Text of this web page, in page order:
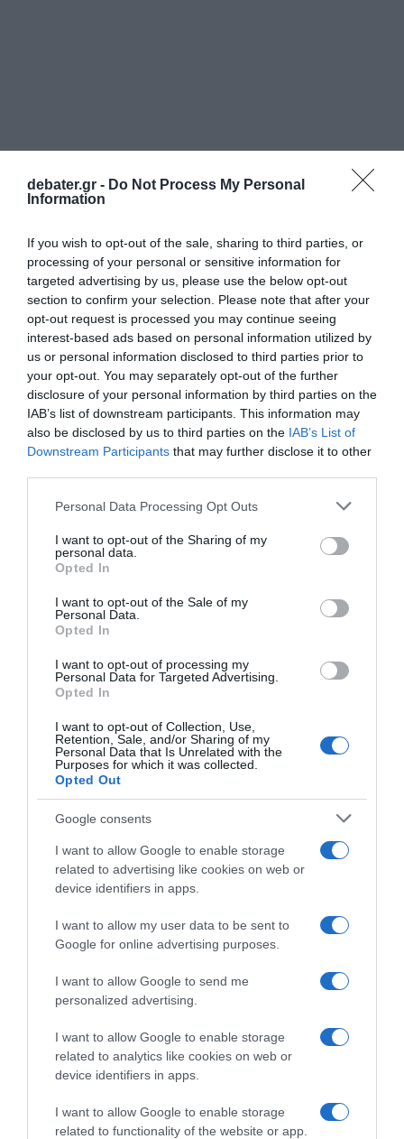
debater.gr - Do Not Process My Personal
Information
If you wish to opt-out of the sale, sharing to third parties, or
processing of your personal or sensitive information for
targeted advertising by us, please use the below opt-out
section to confirm your selection. Please note that after your
opt-out request is processed you may continue seeing
interest-based ads based on personal information utilized by
us or personal information disclosed to third parties prior to
your opt-out. You may separately opt-out of the further
disclosure of your personal information by third parties on the
IAB’s list of downstream participants. This information may
also be disclosed by us to third parties on the IAB’s List of
Downstream Participants that may further disclose it to other
Please note that this website/app uses one or more Google
not limited to your visit or usage behaviour. You may click to
grant or deny consent to Google and its third-party tags to
use your data for below specified purposes in below Google
consent section.
Personal Data Processing Opt Outs
I want to opt-out of the Sharing of my
personal data.
Opted In
I want to opt-out of the Sale of my
Personal Data.
Opted In
I want to opt-out of processing my
Personal Data for Targeted Advertising.
Opted In
I want to opt-out of Collection, Use,
Retention, Sale, and/or Sharing of my
Personal Data that Is Unrelated with the
Purposes for which it was collected.
Opted Out
Google consents
I want to allow Google to enable storage
related to advertising like cookies on web or
device identifiers in apps.
I want to allow my user data to be sent to
Google for online advertising purposes.
I want to allow Google to send me
personalized advertising.
I want to allow Google to enable storage
related to analytics like cookies on web or
device identifiers in apps.
I want to allow Google to enable storage
related to functionality of the website or app.
ΕΛΛΑΔΑ
ΕΛΛΑΔΑ
Παλαιό Φάληρο: Συνελήφθη 49χρονος
ως μέλος της εγκληματικής
οργάνωσης του “Έντικ” –
Κατηγορείται για εκβιασμούς και
ξυλοδαρμούς επιχειρηματιών
Ο άνδρας είχε διαφύγει στο εξωτερικό κι επέστρεψε στην
Ελλάδα
ΕΛΛΑΔΑ
Καταγγελία για ξυλοδαρμό
ειδικευόμενης γιατρού στον Ερυθρό